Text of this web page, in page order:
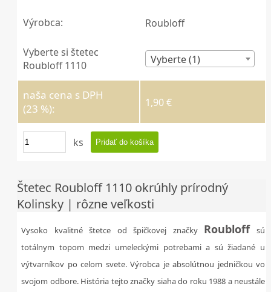
Výrobca: Roubloff
Vyberte si štetec
Roubloff 1110
Vyberte (1)
naša cena s DPH
(23 %):
1,90 €
ks
Štetec Roubloff 1110 okrúhly prírodný
Kolinsky | rôzne veľkosti
Vysoko kvalitné štetce od špičkovej značky Roubloff sú
totálnym topom medzi umeleckými potrebami a sú žiadané u
výtvarníkov po celom svete. Výrobca je absolútnou jedničkou vo
svojom odbore. História tejto značky siaha do roku 1988 a neustále